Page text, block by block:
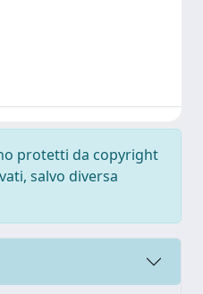
protetti da copyright
salvo diversa